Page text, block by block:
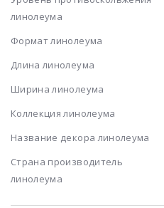
линолеума
Формат линолеума
Длина линолеума
Ширина линолеума
Коллекция линолеума
Название декора линолеума
Страна производитель
линолеума